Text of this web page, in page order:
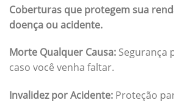
Coberturas que protegem sua
doença ou acidente.
Morte Qualquer Causa: Segurança
caso você venha faltar.
Invalidez por Acidente: Proteção